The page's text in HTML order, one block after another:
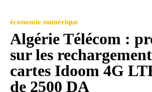
économie numérique
Algérie Télécom :
sur les
cartes Idoom 4G
de 2500 DA